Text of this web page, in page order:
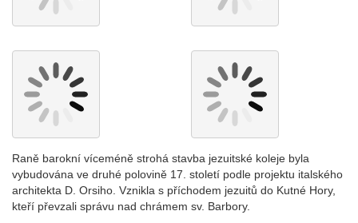
Raně barokní víceméně strohá stavba jezuitské koleje byla
vybudována ve druhé polovině 17. století podle projektu italského
architekta D. Orsiho. Vznikla s příchodem jezuitů do Kutné Hory,
kteří převzali správu nad chrámem sv. Barbory.